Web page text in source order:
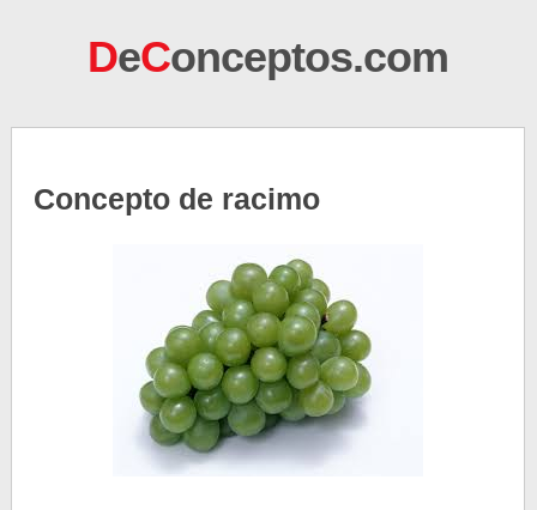
DeConceptos.com
Concepto de racimo